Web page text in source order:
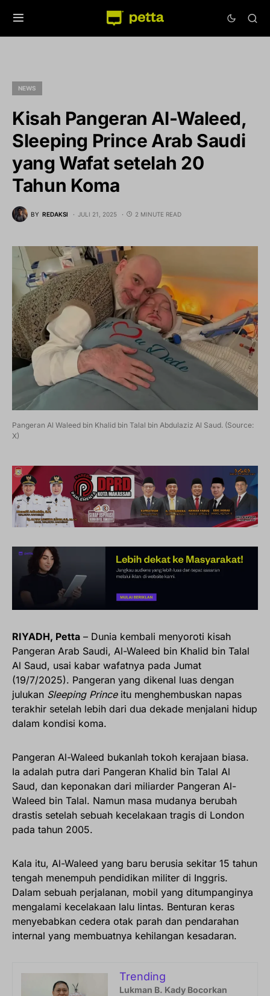
NEWS
Kisah Pangeran Al-Waleed,
Sleeping Prince Arab Saudi
yang Wafat setelah 20
Tahun Koma
BY REDAKSI JULI 21, 2025 2 MINUTE READ
Pangeran Al Waleed bin Khalid bin Talal bin Abdulaziz Al Saud. (Source:
X)
RIYADH, Petta – Dunia kembali menyoroti kisah
Pangeran Arab Saudi, Al-Waleed bin Khalid bin Talal
Al Saud, usai kabar wafatnya pada Jumat
(19/7/2025). Pangeran yang dikenal luas dengan
julukan Sleeping Princeitu menghembuskan napas
terakhir setelah lebih dari dua dekade menjalani hidup
dalam kondisi koma.
Pangeran Al-Waleed bukanlah tokoh kerajaan biasa.
Ia adalah putra dari Pangeran Khalid bin Talal Al
Saud, dan keponakan dari miliarder Pangeran Al-
Waleed bin Talal. Namun masa mudanya berubah
drastis setelah sebuah kecelakaan tragis di London
pada tahun 2005.
Kala itu, Al-Waleed yang baru berusia sekitar 15 tahun
tengah menempuh pendidikan militer di Inggris.
Dalam sebuah perjalanan, mobil yang ditumpanginya
mengalami kecelakaan lalu lintas. Benturan keras
menyebabkan cedera otak parah dan pendarahan
internal yang membuatnya kehilangan kesadaran.
Trending
Lukman B. Kady Bocorkan